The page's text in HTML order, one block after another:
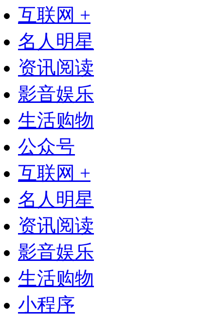
互联网 +
名人明星
资讯阅读
影音娱乐
生活购物
公众号
互联网 +
名人明星
资讯阅读
影音娱乐
生活购物
小程序